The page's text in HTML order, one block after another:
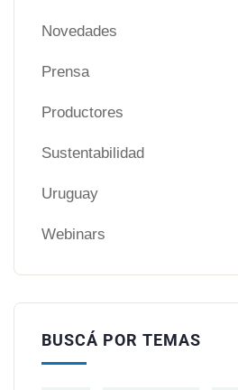
Novedades
Prensa
Productores
Sustentabilidad
Uruguay
Webinars
BUSCÁ POR TEMAS